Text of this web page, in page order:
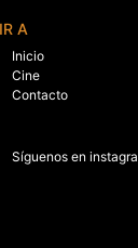
IR A
Inicio
Cine
Contacto
Síguenos en